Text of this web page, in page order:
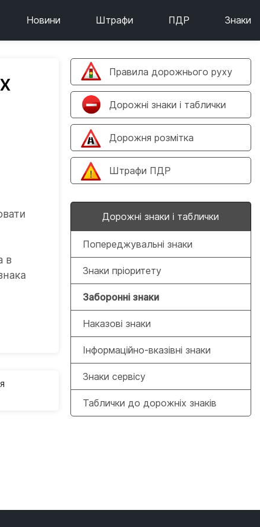
Новини Штрафи ПДР Знаки
в
Правила дорожнього руху
Дорожні знаки і таблички
Дорожня розмітка
Штрафи ПДР
Дорожні знаки і таблички
Попереджувальні знаки
Знаки пріоритету
Заборонні знаки
Наказові знаки
Інформаційно-вказівні знаки
Знаки сервісу
Таблички до дорожніх знаків